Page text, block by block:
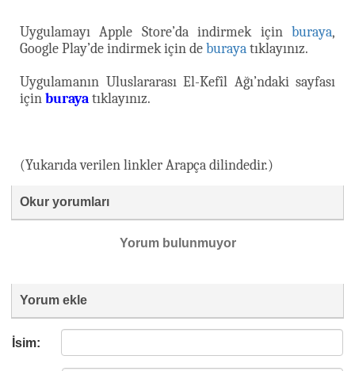
Uygulamayı Apple Store’da indirmek için buraya,
Google Play’de indirmek için deburayatıklayınız.
Uygulamanın Uluslararası El-Kefîl Ağı’ndaki sayfası
içinburayatıklayınız.
(Yukarıda verilen linkler Arapça dilindedir.)
Okur yorumları
Yorum bulunmuyor
Yorum ekle
İsim: